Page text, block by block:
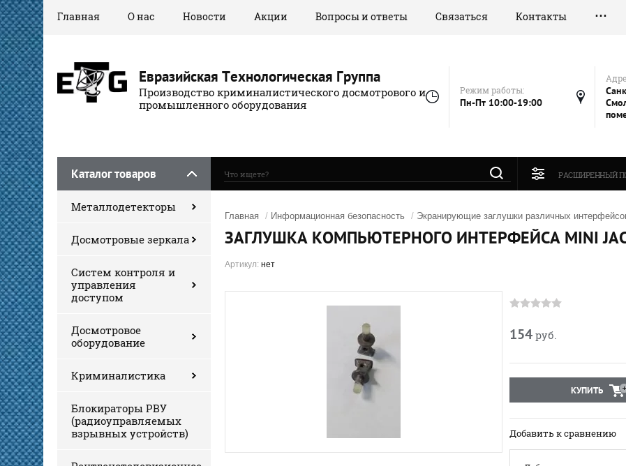
Главная О нас Новости Акции Вопросы и ответы Связаться Контакты
Евразийская Технологическая Группа
Производство криминалистического досмотрового и
промышленного оборудования
Режим работы:
Пн-Пт 10:00-19:00
Каталог товаров РАСШИРЕННЫЙ
Металлодетекторы
Досмотровые зеркала
Систем контроля и
управления
доступом
Досмотровое
оборудование
Криминалистика
Блокираторы РВУ
(радиоуправляемых
взрывных устройств)
Главная / Информационная безопасность / Экранирующие заглушки различных
ЗАГЛУШКА КОМПЬЮТЕРНОГО ИНТЕРФЕЙСА MINI
Артикул: нет
154 руб.
КУПИТЬ
Добавить к сравнению